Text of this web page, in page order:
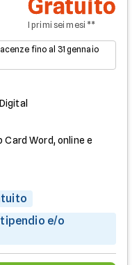
Gratuito
I primi sei mesi **
fino al 31 gennaio
Word, online e
e/o